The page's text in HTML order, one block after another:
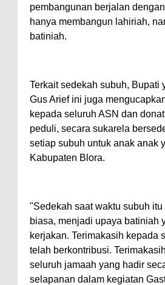
pembangunan berjalan
hanya membangun lahiriah,
batiniah.
Terkait sedekah subuh, Bupati
Gus Arief ini juga
kepada seluruh ASN dan
peduli, secara sukarela
setiap subuh untuk anak anak
Kabupaten Blora.
"Sedekah saat waktu subuh
biasa, menjadi upaya batiniah
kerjakan. Terimakasih kepada
telah berkontribusi.
seluruh jamaah yang hadir
selapanan dalam kegiatan